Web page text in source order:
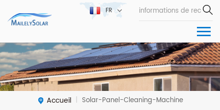
FR
Accueil | Solar-Panel-Cleaning-Machine